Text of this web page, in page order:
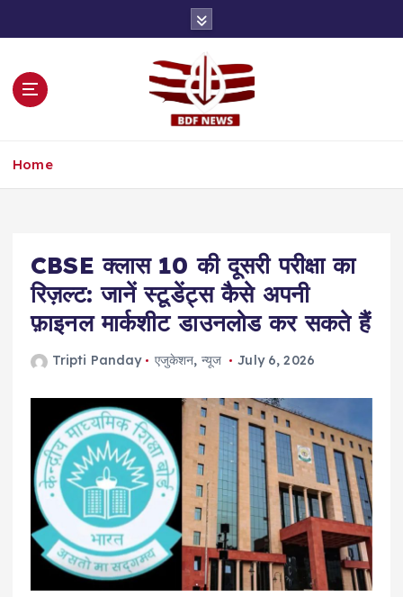
Home
CBSE क्लास 10 की दूसरी परीक्षा का
रिज़ल्ट: जानें स्टूडेंट्स कैसे अपनी
फ़ाइनल मार्कशीट डाउनलोड कर सकते हैं
Tripti Panday एजुकेशन, न्यूज July 6, 2026